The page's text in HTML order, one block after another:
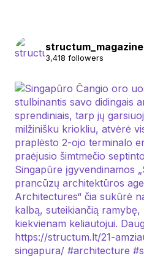
structum_magazine
3,418 followers